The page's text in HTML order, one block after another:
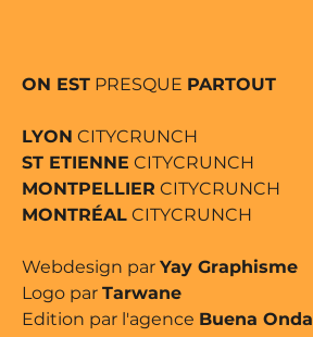
ON EST PRESQUE PARTOUT
LYON CITYCRUNCH
ST ETIENNE CITYCRUNCH
MONTPELLIER CITYCRUNCH
MONTRÉAL CITYCRUNCH
Webdesign par Yay Graphisme
Logo par Tarwane
Edition par l'agence Buena Onda